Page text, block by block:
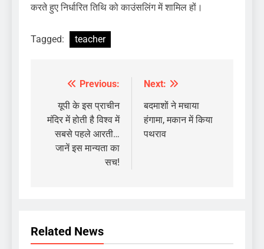
करते हुए निर्धारित तिथि को काउंसलिंग में शामिल हों।
Tagged: teacher
Post
navigation
Previous:
यूपी के इस प्राचीन
मंदिर में होती है विश्व में
सबसे पहले आरती…
जानें इस मान्यता का
सच!
Next:
बदमाशों ने मचाया
हंगामा, मकान में किया
पथराव
Related News